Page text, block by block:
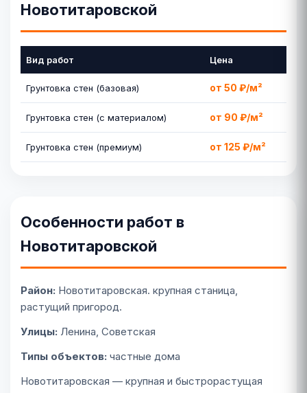
Новотитаровской
Вид работ Цена
Грунтовка стен (базовая) от 50 ₽/м²
Грунтовка стен (с материалом) от 90 ₽/м²
Грунтовка стен (премиум) от 125 ₽/м²
Особенности работ в
Новотитаровской
Район: Новотитаровская. крупная станица,
растущий пригород.
Улицы: Ленина, Советская
Типы объектов: частные дома
Новотитаровская — крупная и быстрорастущая